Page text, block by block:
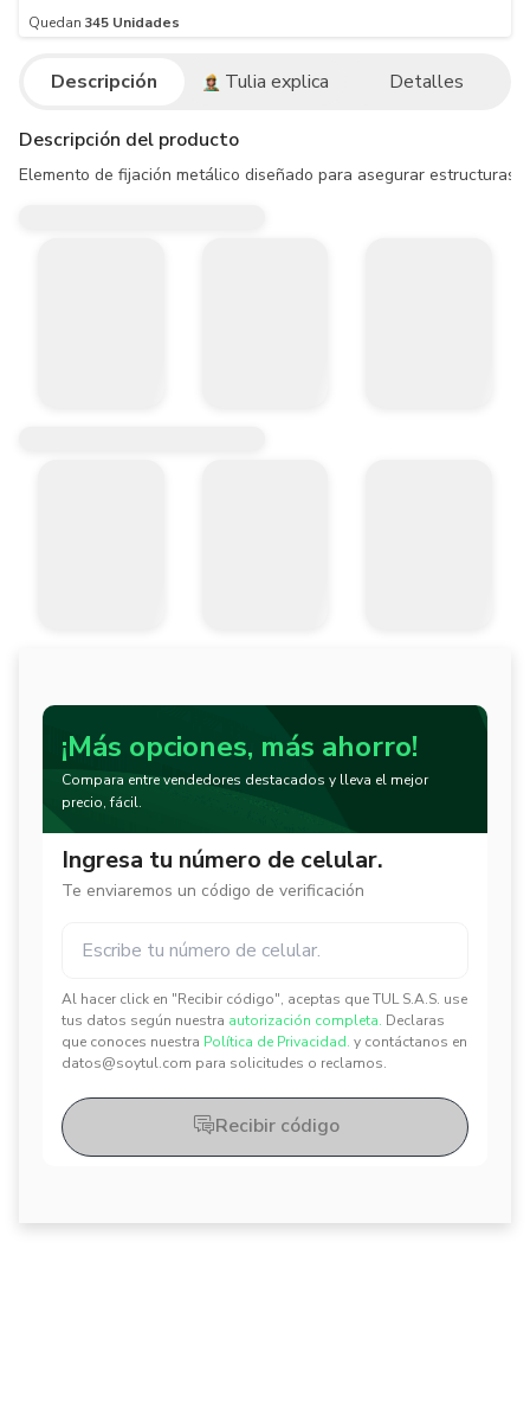
Quedan 345 Unidades
Descripción Tulia explica Detalles
Descripción del producto
Elemento de fijación metálico diseñado para asegurar
¡Más opciones, más ahorro!
Compara entre vendedores destacados y lleva el mejor
precio, fácil.
Ingresa tu número de celular.
Te enviaremos un código de verificación
Al hacer click en "Recibir código", aceptas que TUL S.A.S. use
tus datos según nuestra autorización completa. Declaras
que conoces nuestra Política de Privacidad. y contáctanos en
datos@soytul.com para solicitudes o reclamos.
✕
✕
Recibir código